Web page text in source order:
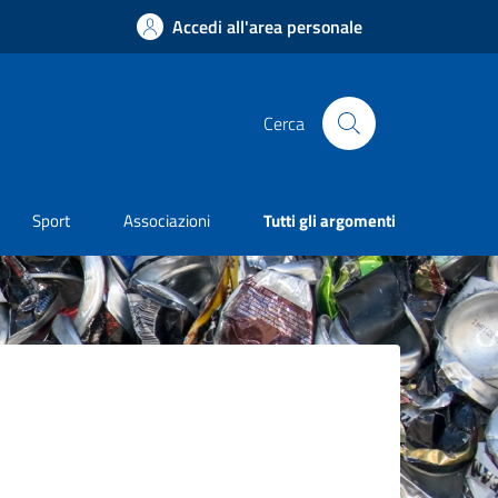
Accedi all'area personale
Cerca
Sport Associazioni Tutti gli argomenti